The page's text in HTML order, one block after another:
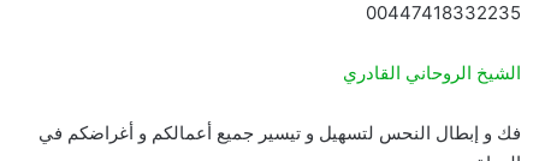
00447418332235
الشيخ الروحاني القادري
فك و إبطال النحس لتسهيل و تيسير جميع أعمالكم و أغراضكم في